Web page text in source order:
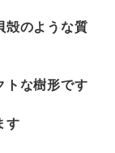
殻のような質
トな樹形です
す